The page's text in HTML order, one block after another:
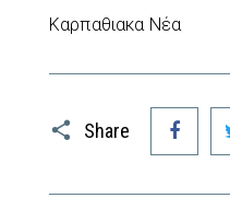
Καρπαθιακα Νέα
Share